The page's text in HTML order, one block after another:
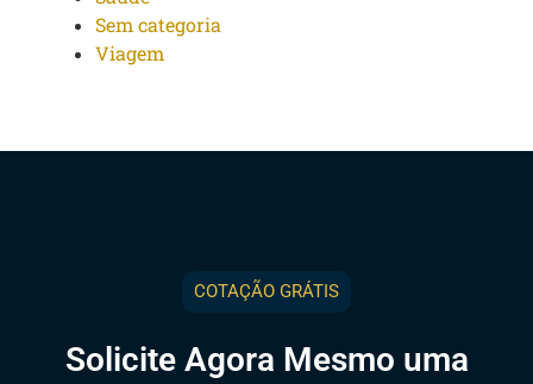
Sem categoria
Viagem
COTAÇÃO GRÁTIS
Solicite Agora Mesmo uma